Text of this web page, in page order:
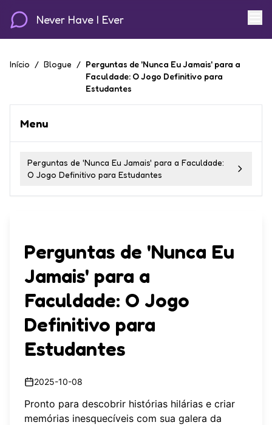
Never Have I Ever
Início / Blogue / Perguntas de 'Nunca Eu Jamais' para a
Faculdade: O Jogo Definitivo para
Estudantes
Menu
Perguntas de 'Nunca Eu Jamais' para a Faculdade:
O Jogo Definitivo para Estudantes
Perguntas de 'Nunca Eu
Jamais' para a
Faculdade: O Jogo
Definitivo para
Estudantes
2025-10-08
Pronto para descobrir histórias hilárias e criar
memórias inesquecíveis com sua galera da